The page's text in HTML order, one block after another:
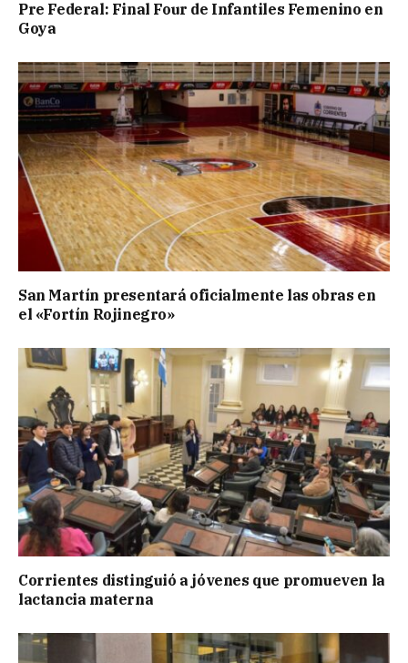
Pre Federal: Final Four de Infantiles Femenino en
Goya
San Martín presentará oficialmente las obras en
el «Fortín Rojinegro»
Corrientes distinguió a jóvenes que promueven la
lactancia materna